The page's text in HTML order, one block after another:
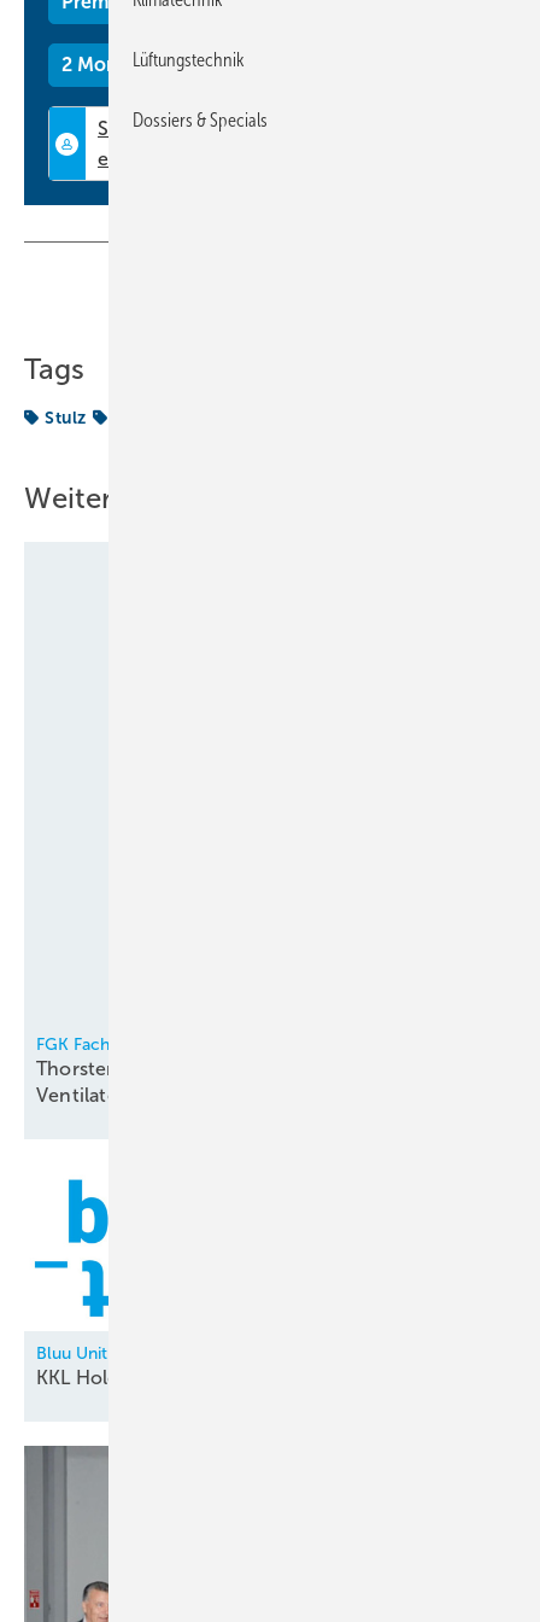
2 Monate kostenlos testen
Tags
Stulz
Weitere Inhalte
FGK Fachverband Gebäude-Klima e.V.
Thorsten Niklas Vorsitzender der
Ventilatorentausch-Kampagne
Bluu Unit
KKL Holding neu in der
Lüftungstechnik
Dossiers & Specials